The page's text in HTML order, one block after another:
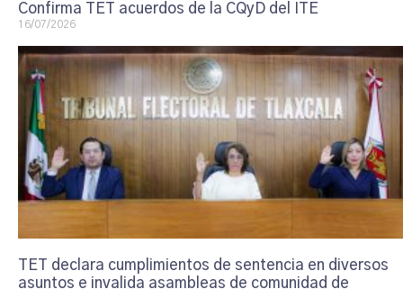
Confirma TET acuerdos de la CQyD del ITE
16/07/2026
TET declara cumplimientos de sentencia en diversos
asuntos e invalida asambleas de comunidad de